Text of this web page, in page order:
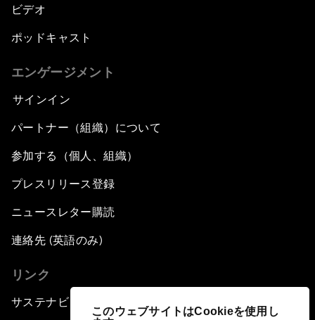
このウェブサイトはCookieを使用し
ビデオ
ポッドキャスト
エンゲージメント
サインイン
パートナー（組織）について
参加する（個人、組織）
プレスリリース登録
ニュースレター購読
連絡先 (英語のみ)
リンク
サステナビリティへの取り組み